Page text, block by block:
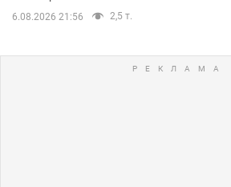
6.08.2026 21:56 2,5 т.